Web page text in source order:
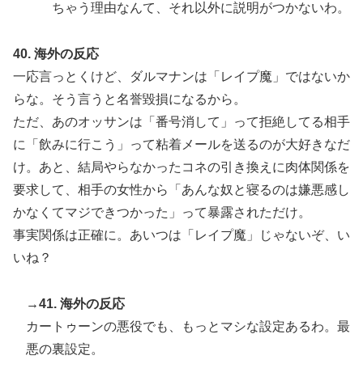
ちゃう理由なんて、それ以外に説明がつかないわ。
40. 海外の反応
一応言っとくけど、ダルマナンは「レイプ魔」ではないか
らな。そう言うと名誉毀損になるから。
ただ、あのオッサンは「番号消して」って拒絶してる相手
に「飲みに行こう」って粘着メールを送るのが大好きなだ
け。あと、結局やらなかったコネの引き換えに肉体関係を
要求して、相手の女性から「あんな奴と寝るのは嫌悪感し
かなくてマジできつかった」って暴露されただけ。
事実関係は正確に。あいつは「レイプ魔」じゃないぞ、い
いね？
→41. 海外の反応
カートゥーンの悪役でも、もっとマシな設定あるわ。最
悪の裏設定。